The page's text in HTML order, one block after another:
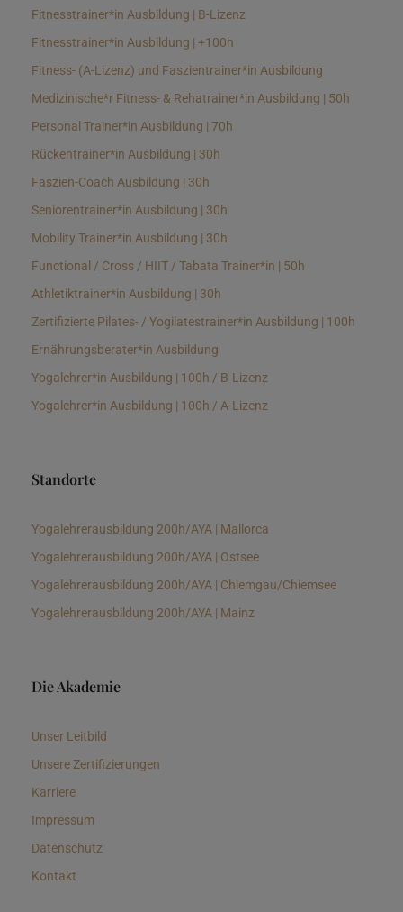
Fitnesstrainer*in Ausbildung | B-Lizenz
Fitnesstrainer*in Ausbildung | +100h
Fitness- (A-Lizenz) und Faszientrainer*in Ausbildung
Medizinische*r Fitness- & Rehatrainer*in Ausbildung | 50h
Personal Trainer*in Ausbildung | 70h
Rückentrainer*in Ausbildung | 30h
Faszien-Coach Ausbildung | 30h
Seniorentrainer*in Ausbildung | 30h
Mobility Trainer*in Ausbildung | 30h
Functional / Cross / HIIT / Tabata Trainer*in | 50h
Athletiktrainer*in Ausbildung | 30h
Zertifizierte Pilates- / Yogilatestrainer*in Ausbildung | 100h
Ernährungsberater*in Ausbildung
Yogalehrer*in Ausbildung | 100h / B-Lizenz
Yogalehrer*in Ausbildung | 100h / A-Lizenz
Standorte
Yogalehrerausbildung 200h/AYA | Mallorca
Yogalehrerausbildung 200h/AYA | Ostsee
Yogalehrerausbildung 200h/AYA | Chiemgau/Chiemsee
Yogalehrerausbildung 200h/AYA | Mainz
Die Akademie
Unser Leitbild
Unsere Zertifizierungen
Karriere
Impressum
Datenschutz
Kontakt